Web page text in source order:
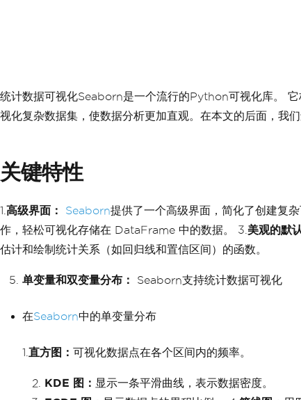
统计数据可视化Seaborn是一个流行的Python可视化库。
视化复杂数据集，使数据分析更加直观。在本文的后面，我
关键特性
1. 高级界面： Seaborn提供了一个高级界面，简化了创建复
作，轻松可视化存储在 DataFrame 中的数据。 3. 美观的默
估计和绘制统计关系（如回归线和置信区间）的函数。
单变量和双变量分布： Seaborn支持统计数据可视化
在Seaborn中的单变量分布
1. 直方图： 可视化数据点在各个区间内的频率。
KDE 图： 显示一条平滑曲线，表示数据密度。